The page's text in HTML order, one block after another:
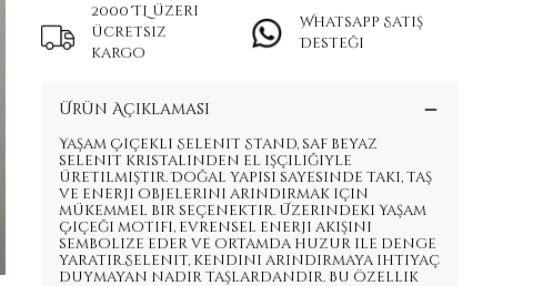
2000 TL üzeri
ücretsiz
kargo
Whatsapp Satış
Desteği
Ürün Açıklaması
Yaşam Çiçekli Selenit Stand, saf beyaz
selenit kristalinden el işçiliğiyle
üretilmiştir. Doğal yapısı sayesinde takı, taş
ve enerji objelerini arındırmak için
mükemmel bir seçenektir. Üzerindeki Yaşam
Çiçeği motifi, evrensel enerji akışını
sembolize eder ve ortamda huzur ile denge
yaratır.Selenit, kendini arındırmaya ihtiyaç
duymayan nadir taşlardandır. Bu özellik